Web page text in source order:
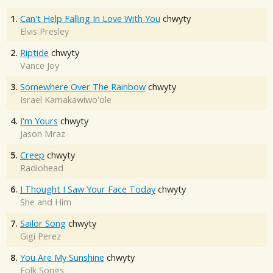
1. Can't Help Falling In Love With You chwyty
Elvis Presley
2. Riptide chwyty
Vance Joy
3. Somewhere Over The Rainbow chwyty
Israel Kamakawiwo'ole
4. I'm Yours chwyty
Jason Mraz
5. Creep chwyty
Radiohead
6. I Thought I Saw Your Face Today chwyty
She and Him
7. Sailor Song chwyty
Gigi Perez
8. You Are My Sunshine chwyty
Folk Songs